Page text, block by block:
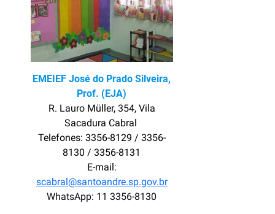
EMEIEF José do Prado Silveira,
Prof. (EJA)
R. Lauro Müller, 354, Vila
Sacadura Cabral
Telefones: 3356-8129 / 3356-
8130 / 3356-8131
E-mail:
scabral@santoandre.sp.gov.br
WhatsApp: 11 3356-8130